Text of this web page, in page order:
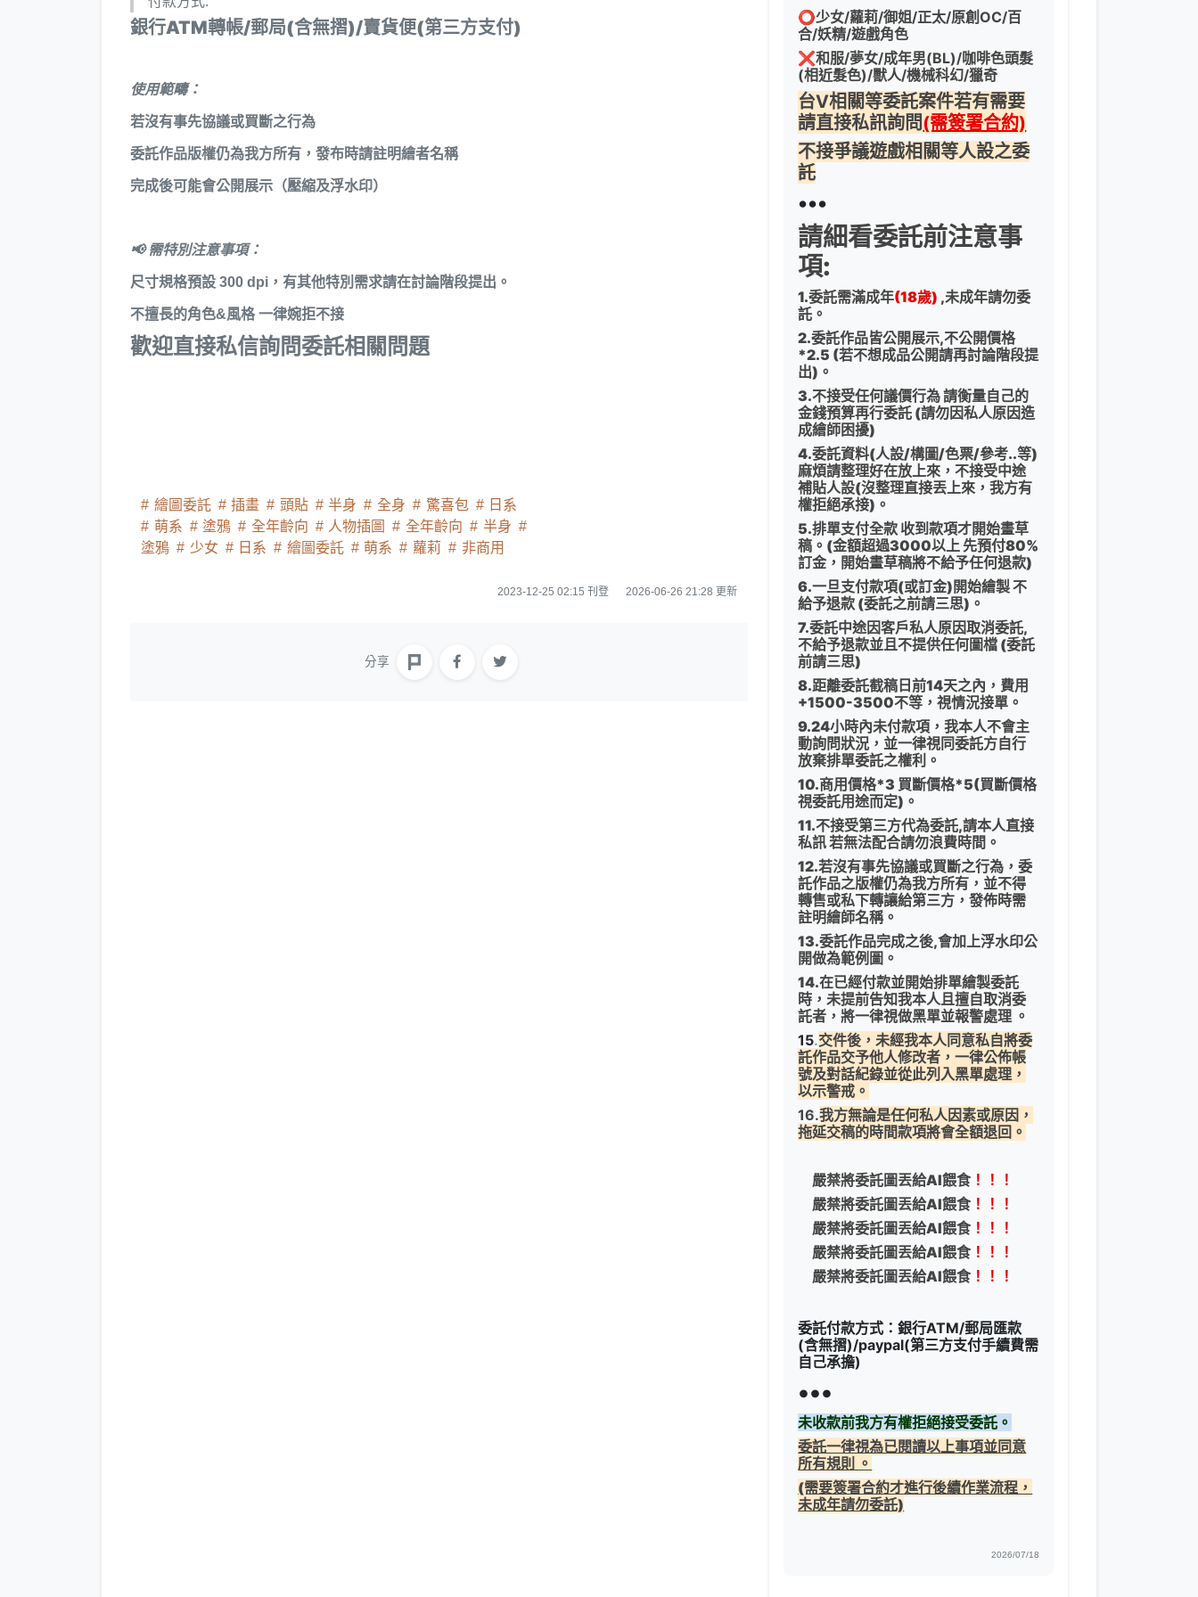
銀行ATM轉帳/郵局(含無摺)/賣貨便(第三方支付)
使用範疇：
若沒有事先協議或買斷之行為
委託作品版權仍為我方所有，發布時請註明繪者名稱
完成後可能會公開展示（壓縮及浮水印）
📢 需特別注意事項：
尺寸規格預設 300 dpi，有其他特別需求請在討論階段提出。
不擅長的角色&風格 一律婉拒不接
歡迎直接私信詢問委託相關問題
繪圖委託 插畫 頭貼 半身 全身 驚喜包
日系
萌系
塗鴉 全年齡向 人物插圖 全年齡向
半身
塗鴉
少女 日系 繪圖委託 萌系 蘿莉 非商用
2023-12-25 02:15 刊登 2026-06-26 21:28 更新
分享
⭕少女/蘿莉/御姐/正太/原創OC/百
合/妖精/遊戲角色
❌和服/夢女/成年男(BL)/咖啡色頭髮
(相近髮色)/獸人/機械科幻/獵奇
台V相關等委託案件若有需要
請直接私訊詢問(需簽署合約)
不接爭議遊戲相關等人設之委
託
•••
請細看委託前注意事
項:
1.委託需滿成年(18歲) ,未成年請勿委
託。
2.委託作品皆公開展示,不公開價格
*2.5 (若不想成品公開請再討論階段提
出)。
3.不接受任何議價行為 請衡量自己的
金錢預算再行委託 (請勿因私人原因造
成繪師困擾)
4.委託資料(人設/構圖/色票/參考..等)
麻煩請整理好在放上來，不接受中途
補貼人設(沒整理直接丟上來，我方有
權拒絕承接)。
5.排單支付全款 收到款項才開始畫草
稿。(金額超過3000以上 先預付80%
訂金，開始畫草稿將不給予任何退款)
6.一旦支付款項(或訂金)開始繪製 不
給予退款 (委託之前請三思)。
7.委託中途因客戶私人原因取消委託,
不給予退款並且不提供任何圖檔 (委託
前請三思)
8.距離委託截稿日前14天之內，費用
+1500-3500不等，視情況接單。
9.24小時內未付款項，我本人不會主
動詢問狀況，並一律視同委託方自行
放棄排單委託之權利。
10.商用價格*3 買斷價格*5(買斷價格
視委託用途而定)。
11.不接受第三方代為委託,請本人直接
私訊 若無法配合請勿浪費時間。
12.若沒有事先協議或買斷之行為，委
託作品之版權仍為我方所有，並不得
轉售或私下轉讓給第三方，發佈時需
註明繪師名稱。
13.委託作品完成之後,會加上浮水印公
開做為範例圖。
14.在已經付款並開始排單繪製委託
時，未提前告知我本人且擅自取消委
託者，將一律視做黑單並報警處理 。
15.交件後，未經我本人同意私自將委
託作品交予他人修改者，一律公佈帳
號及對話紀錄並從此列入黑單處理，
以示警戒。
16.我方無論是任何私人因素或原因，
拖延交稿的時間款項將會全額退回。
嚴禁將委託圖丟給AI餵食！！！
嚴禁將委託圖丟給AI餵食！！！
嚴禁將委託圖丟給AI餵食！！！
嚴禁將委託圖丟給AI餵食！！！
嚴禁將委託圖丟給AI餵食！！！
委託付款方式：銀行ATM/郵局匯款
(含無摺)/paypal(第三方支付手續費需
自己承擔)
•••
未收款前我方有權拒絕接受委託。
委託一律視為已閱讀以上事項並同意
所有規則 。
(需要簽署合約才進行後續作業流程，
未成年請勿委託)
2026/07/18